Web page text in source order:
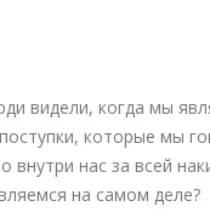
видели, когда мы
которые мы
внутри нас за всей
на самом деле?